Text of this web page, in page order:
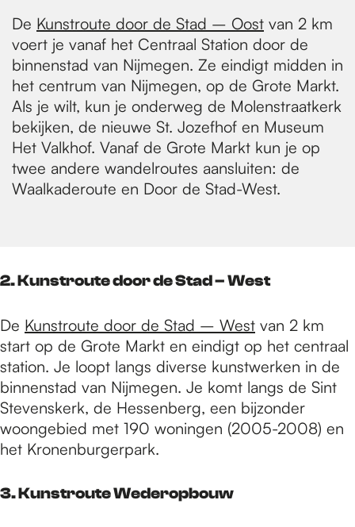
De Kunstroute door de Stad – Oost van 2 km
voert je vanaf het Centraal Station door de
binnenstad van Nijmegen. Ze eindigt midden in
het centrum van Nijmegen, op de Grote Markt.
Als je wilt, kun je onderweg de Molenstraatkerk
bekijken, de nieuwe St. Jozefhof en Museum
Het Valkhof. Vanaf de Grote Markt kun je op
twee andere wandelroutes aansluiten: de
Waalkaderoute en Door de Stad-West.
2. Kunstroute door de Stad – West
De Kunstroute door de Stad – West van 2 km
start op de Grote Markt en eindigt op het centraal
station. Je loopt langs diverse kunstwerken in de
binnenstad van Nijmegen. Je komt langs de Sint
Stevenskerk, de Hessenberg, een bijzonder
woongebied met 190 woningen (2005-2008) en
het Kronenburgerpark.
3. Kunstroute Wederopbouw